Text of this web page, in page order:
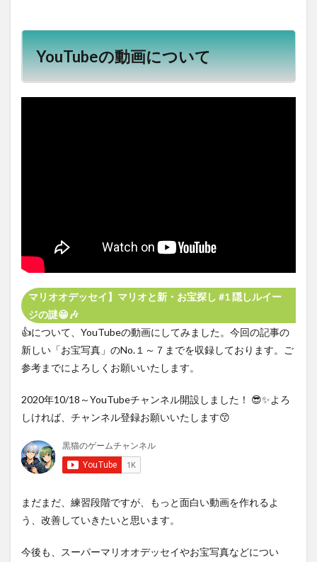
YouTubeの動画について
マリオオデッセイ】マリオと新・お宝探し #1 隠しルイー
ジの謎😁🎶
👍について、YouTubeの動画にしてみました。今回の記事の
新しい「お宝写真」のNo.１～７までを収録しております。ご
参考までによろしくお願いいたします。
2020年10/18～YouTubeチャンネル開設しました！ 😎✨よろ
しければ、チャンネル登録お願いいたします😙
まだまだ、練習段階ですが、もっと面白い動画を作れるよ
う、改善していきたいと思います。
今後も、スーパーマリオオデッセイやお宝写真などについ